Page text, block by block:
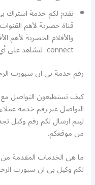
قناة حصرية لأهم
connect لتشاهد على أي جهاز محمول
رقم خدمة بي ان سبورت
كيف تستطيعون التواصل
التواصل عبر رقم خدمة
ليتم ارسال لكم رقم وكيل
من موقعكم.
لكم وكيل بي ان سبورت